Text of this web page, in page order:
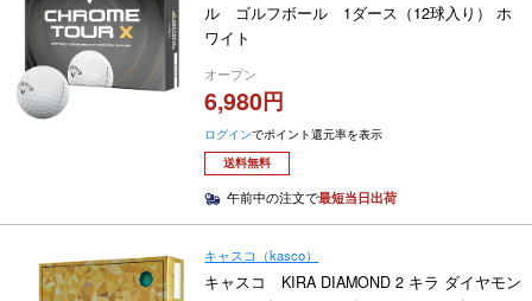
ル ゴルフボール 1ダース（12球入り） ホ
ワイト
オープン
6,980
ログインでポイント還元率を表示
送料無料
午前中の注文で最短当日出荷
キャスコ（kasco）
キャスコ KIRA DIAMOND 2 キラ ダイヤモン